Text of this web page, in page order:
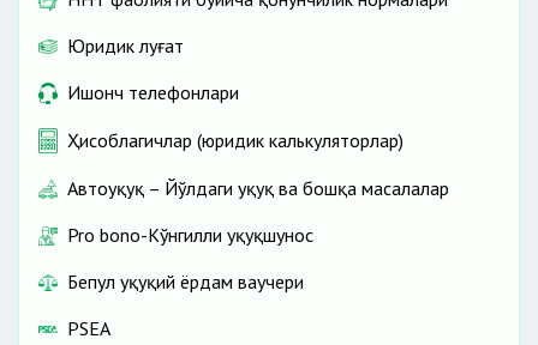
Юридик луғат
Ишонч телефонлари
Ҳисоблагичлар (юридик калькуляторлар)
Автоҳуқуқ – Йўлдаги ҳуқуқ ва бошқа масалалар
Pro bono-Кўнгилли ҳуқуқшунос
Бепул ҳуқуқий ёрдам ваучери
PSEA